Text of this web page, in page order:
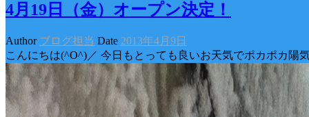
4月19日（金）オープン決定！
Author ブログ担当 Date 2013年4月9日
こんにちは(^O^)／ 今日もとっても良いお天気でポカポカ陽